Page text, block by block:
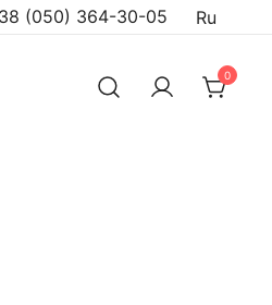
(050) 364-30-05 Ru
0